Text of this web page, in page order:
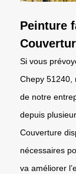
Peinture
Si vous
Chepy 51240,
de notre
depuis
Couverture
nécessaires
va améliorer